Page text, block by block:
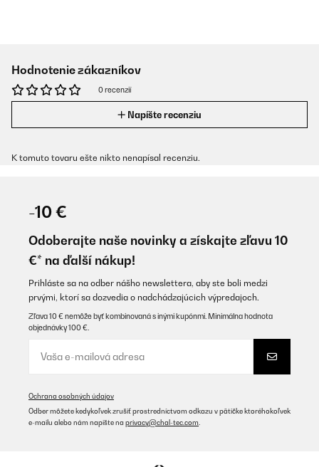
Hodnotenie zákazníkov
0 recenzií
Napíšte recenziu
K tomuto tovaru ešte nikto nenapísal recenziu.
-10 €
Odoberajte naše novinky a získajte zľavu 10
€* na ďalší nákup!
Prihláste sa na odber nášho newslettera, aby ste boli medzi
prvými, ktorí sa dozvedia o nadchádzajúcich výpredajoch.
Zľava 10 € nemôže byť kombinovaná s inými kupónmi. Minimálna hodnota
objednávky 100 €.
Ochrana osobných údajov
Odber môžete kedykoľvek zrušiť prostredníctvom odkazu v pätičke ktoréhokoľvek
e-mailu alebo nám napíšte na privacy@chal-tec.com